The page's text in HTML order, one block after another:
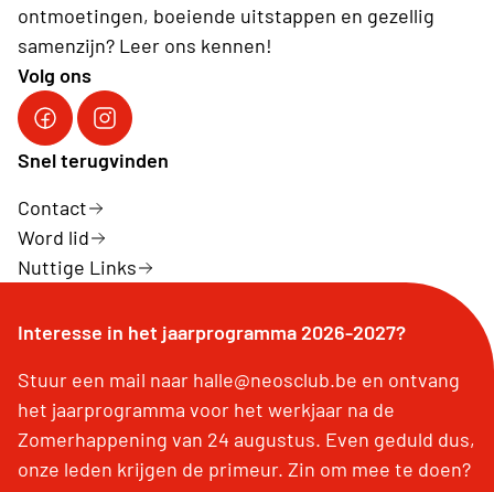
ontmoetingen, boeiende uitstappen en gezellig
samenzijn? Leer ons kennen!
Volg ons
Facebook Neos Halle
Instagram Neos Halle
Snel terugvinden
Contact
Word lid
Nuttige Links
Interesse in het jaarprogramma 2026-2027?
Stuur een mail naar halle@neosclub.be en ontvang
het jaarprogramma voor het werkjaar na de
Zomerhappening van 24 augustus. Even geduld dus,
onze leden krijgen de primeur. Zin om mee te doen?